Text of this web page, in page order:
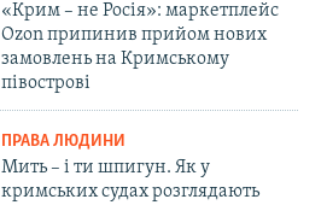
«Крим – не Росія»: маркетплейс
Ozon припинив прийом нових
замовлень на Кримському
півострові
ПРАВА ЛЮДИНИ
Мить – і ти шпигун. Як у
кримських судах розглядають